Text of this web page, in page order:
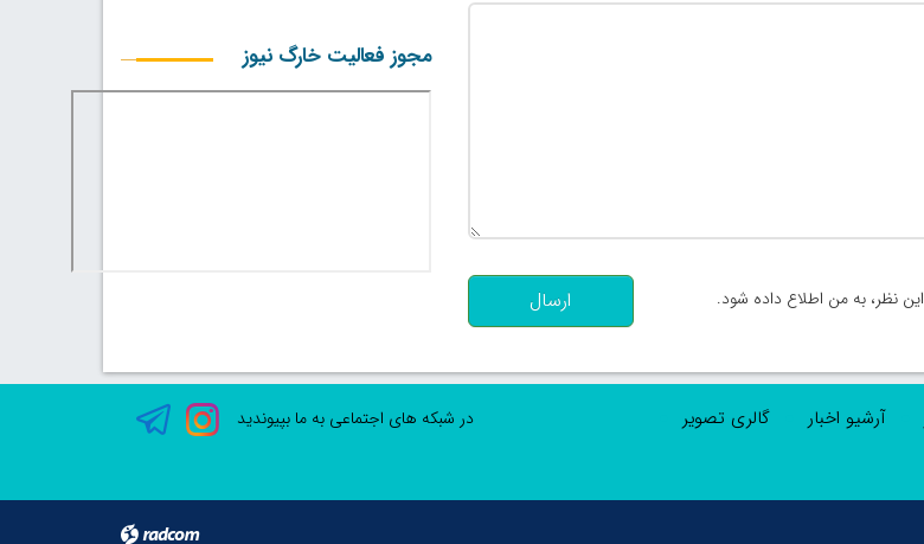
نظر، به من اطلاع داده شود.
ارسال
مجوز فعالیت خارگ نیوز
آرشیو اخبار
گالری تصویر
در شبکه های اجتماعی به ما بپیوندید
radcom